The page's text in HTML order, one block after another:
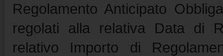
Regolamento Anticipato
regolati alla relativa Data di
relativo Importo di